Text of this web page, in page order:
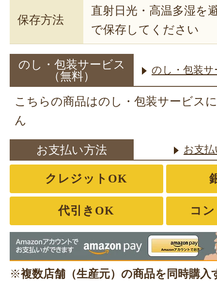
保存方法
直射日光・高温多湿を
で保存してください
のし・包装サービス
（無料）
のし・包装
こちらの商品はのし・包装サービス
ん
お支払い方法 お支
クレジットOK
代引きOK コ
※複数店舗（生産元）の商品を同時購入